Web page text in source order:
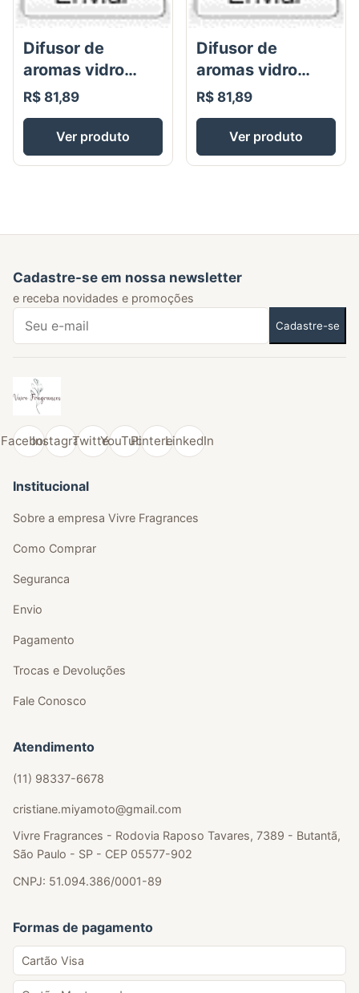
Difusor de
aromas vidro
cubo pintado
preto 100ml
R$ 81,89
Ver produto
Difusor de
aromas vidro
cubo pintado
branco 100ml
R$ 81,89
Ver produto
Cadastre-se em nossa newsletter
e receba novidades e promoções
Cadastre-se
FacebookInstagramTwitterYouTubePinterestLinkedIn
Institucional
Sobre a empresa Vivre Fragrances
Como Comprar
Seguranca
Envio
Pagamento
Trocas e Devoluções
Fale Conosco
Atendimento
(11) 98337-6678
cristiane.miyamoto@gmail.com
Vivre Fragrances - Rodovia Raposo Tavares, 7389 - Butantã,
São Paulo - SP - CEP 05577-902
CNPJ: 51.094.386/0001-89
Formas de pagamento
Cartão Visa